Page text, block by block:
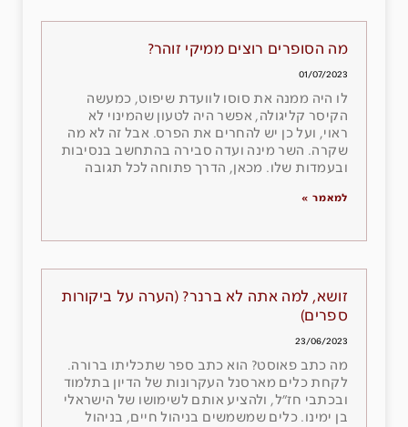
מה הסופרים רוצים ממיקי זוהר?
01/07/2023
לו היה ממנה את סוסו לוועדת שיפוט, כמעשה
הקיסר קליגולה, אפשר היה לטעון שהמינוי לא
ראוי, ועל כן יש להחרים את הפרס. אבל זה לא מה
שקרה. השר מינה ועדה סבירה בהתחשב בנסיבות
ובעמדות שלו. מכאן, הדרך פתוחה לכל תגובה
למאמר »
זושא, למה אתה לא ברנר? (הערה על ביקורות
ספרים)
23/06/2023
מה כתב פאוסט? הוא כתב ספר שתכליתו ברורה.
לקחת כלים מארסנל העקרונות של הדיון בתלמוד
ובכתבי חז״ל, ולהציע אותם לשימושו של הישראלי
בן ימינו. כלים שמשמשים בניהול חיים, בניהול